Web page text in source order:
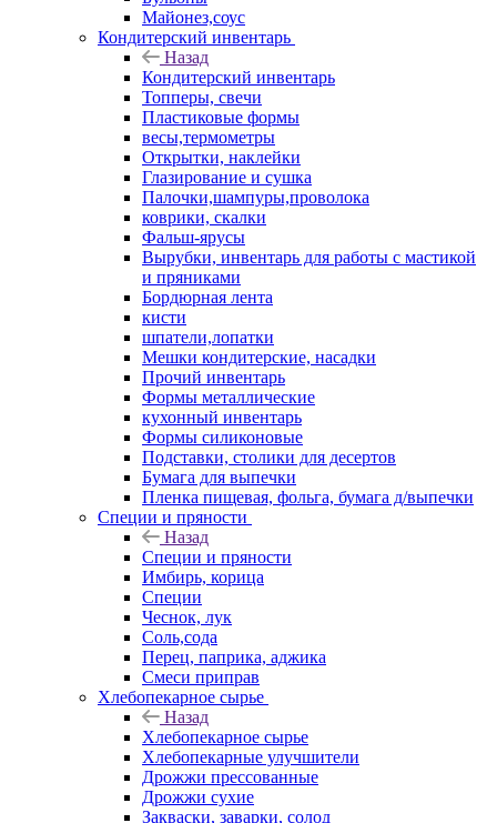
Майонез,соус
Кондитерский инвентарь
Назад
Кондитерский инвентарь
Топперы, свечи
Пластиковые формы
весы,термометры
Открытки, наклейки
Глазирование и сушка
Палочки,шампуры,проволока
коврики, скалки
Фальш-ярусы
Вырубки, инвентарь для работы с мастикой
и пряниками
Бордюрная лента
кисти
шпатели,лопатки
Мешки кондитерские, насадки
Прочий инвентарь
Формы металлические
кухонный инвентарь
Формы силиконовые
Подставки, столики для десертов
Бумага для выпечки
Пленка пищевая, фольга, бумага д/выпечки
Специи и пряности
Назад
Специи и пряности
Имбирь, корица
Специи
Чеснок, лук
Соль,сода
Перец, паприка, аджика
Смеси приправ
Хлебопекарное сырье
Назад
Хлебопекарное сырье
Хлебопекарные улучшители
Дрожжи прессованные
Дрожжи сухие
Закваски, заварки, солод